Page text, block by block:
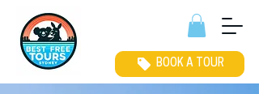
BOOK A TOUR